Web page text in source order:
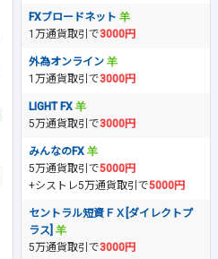
FXブロードネット
1万通貨取引で3000円
外為オンライン
1万通貨取引で3000円
LIGHT FX
5万通貨取引で3000円
みんなのFX
5万通貨取引で5000円
+シストレ5万通貨取引で5000円
セントラル短資ＦＸ[ダイレクトプ
ラス]
5万通貨取引で3000円